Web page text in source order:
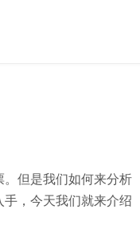
但是我们如何来分析
，今天我们就来介绍